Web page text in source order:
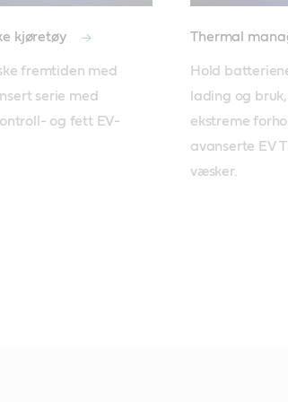
Castrol ON EV Transmission Fluid W5
kjøretøy
fremtiden med
serie med
og fett EV-
Thermal
Hold
lading og
ekstreme
avanserte EV
væsker.